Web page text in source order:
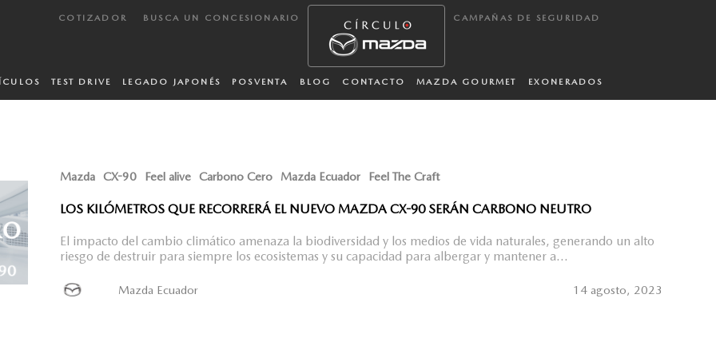
COTIZADOR BUSCA UN CONCESIONARIO CAMPAÑAS DE SEGURIDAD
TEST DRIVE LEGADO JAPONÉS POSVENTA BLOG CONTACTO MAZDA GOURMET EXONERADOS
Mazda CX-90 Feel alive Carbono Cero Mazda Ecuador Feel The Craft
LOS KILÓMETROS QUE RECORRERÁ EL NUEVO MAZDA CX-90 SERÁN CARBONO NEUTRO
El impacto del cambio climático amenaza la biodiversidad y los medios de vida naturales, generando un alto
riesgo de destruir para siempre los ecosistemas y su capacidad para albergar y mantener a...
Mazda Ecuador 14 agosto, 2023